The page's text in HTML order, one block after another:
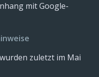
mit Google-
zuletzt im Mai